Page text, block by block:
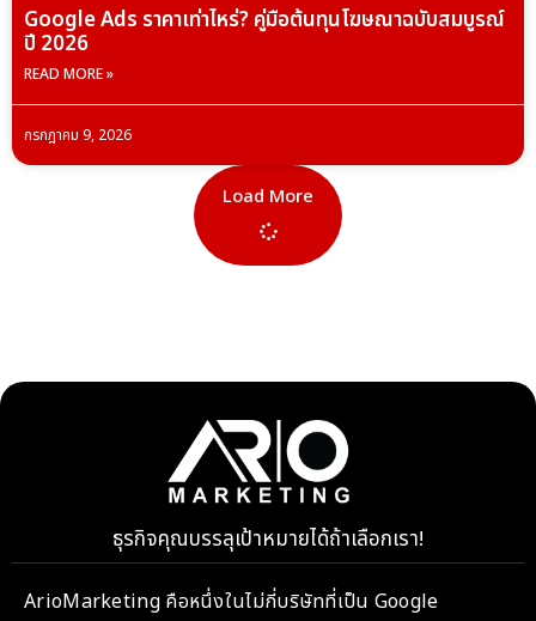
Google Ads ราคาเท่าไหร่? คู่มือต้นทุนโฆษณาฉบับสมบูรณ์
ปี 2026
READ MORE »
กรกฎาคม 9, 2026
Load More
ธุรกิจคุณบรรลุเป้าหมายได้ถ้าเลือกเรา!
ArioMarketing คือหนึ่งในไม่กี่บริษัทที่เป็น Google